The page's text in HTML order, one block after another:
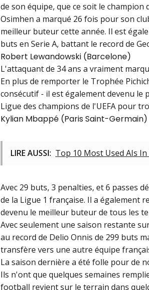
de son équipe, que ce soit le champion
Osimhen a marqué 26 fois pour son
meilleur buteur cette année. Il est
buts en Serie A, battant le record de
Robert Lewandowski (Barcelone)
L'attaquant de 34 ans a vraiment
En plus de remporter le Trophée
consécutif - il est également devenu
Ligue des champions de l'UEFA pour
Kylian Mbappé (Paris Saint-Germain)
LIRE AUSSI: Top 10 Most Used AIs
Avec 29 buts, 3 penalties, et 6 passes
de la Ligue 1 française. Il a également
devenu le meilleur buteur de tous les
Avec seulement une saison restante
au record de Delio Onnis de 299 buts
transfère vers une autre équipe
La saison dernière a été folle pour de
Ils n'ont que quelques semaines
football revient sur le terrain dans